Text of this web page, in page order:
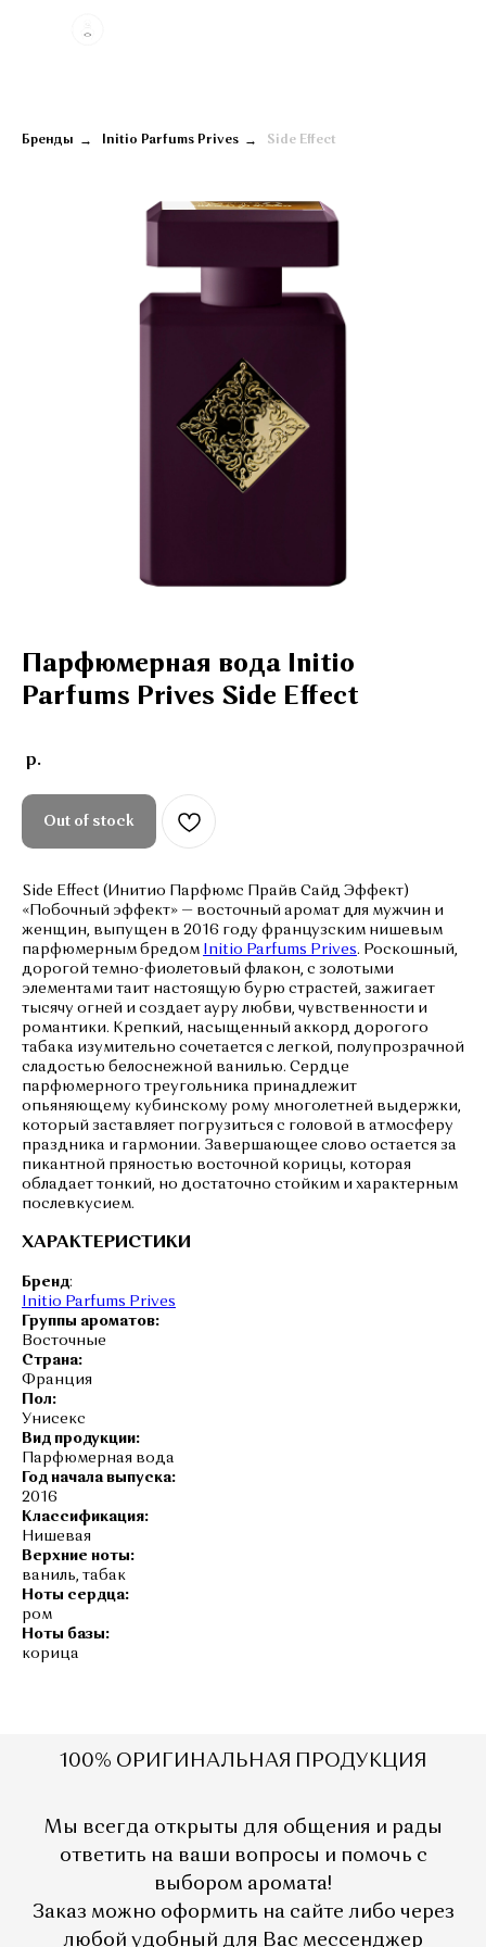
Бренды → Initio Parfums Prives → Side Effect
Парфюмерная вода Initio
Parfums Prives Side Effect
р.
Out of stock
Side Effect (Инитио Парфюмс Прайв Сайд Эффект)
«Побочный эффект» — восточный аромат для мужчин и
женщин, выпущен в 2016 году французским нишевым
парфюмерным бредом
Initio Parfums Prives. Роскошный,
дорогой темно-фиолетовый флакон, с золотыми
элементами таит настоящую бурю страстей, зажигает
тысячу огней и создает ауру любви, чувственности и
романтики. Крепкий, насыщенный аккорд дорогого
табака изумительно сочетается с легкой, полупрозрачной
сладостью белоснежной ванилью. Сердце
парфюмерного треугольника принадлежит
опьяняющему кубинскому рому многолетней выдержки,
который заставляет погрузиться с головой в атмосферу
праздника и гармонии. Завершающее слово остается за
пикантной пряностью восточной корицы, которая
обладает тонкий, но достаточно стойким и характерным
послевкусием.
ХАРАКТЕРИСТИКИ
Бренд:
Initio Parfums Prives
Группы ароматов:
Восточные
Страна:
Франция
Пол:
Унисекс
Вид продукции:
Парфюмерная вода
Год начала выпуска:
2016
Классификация:
Нишевая
Верхние ноты:
ваниль, табак
Ноты сердца:
ром
Ноты базы:
корица
1 00% ОРИГИНАЛЬНАЯ ПРОДУКЦИЯ
Мы всегда открыты для общения и рады
ответить на ваши вопросы и помочь с
выбором аромата!
Заказ можно оформить на сайте либо через
любой удобный для Вас мессенджер